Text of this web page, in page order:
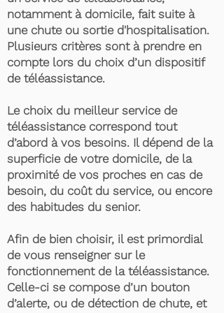
notamment à domicile, fait suite à
une chute ou sortie d'hospitalisation.
Plusieurs critères sont à prendre en
compte lors du choix d’un dispositif
de téléassistance.
Le choix du meilleur service de
téléassistance correspond tout
d’abord à vos besoins. Il dépend de la
superficie de votre domicile, de la
proximité de vos proches en cas de
besoin, du coût du service, ou encore
des habitudes du senior.
Afin de bien choisir, il est primordial
de vous renseigner sur le
fonctionnement de la téléassistance.
Celle-ci se compose d’un bouton
d’alerte, ou de détection de chute, et